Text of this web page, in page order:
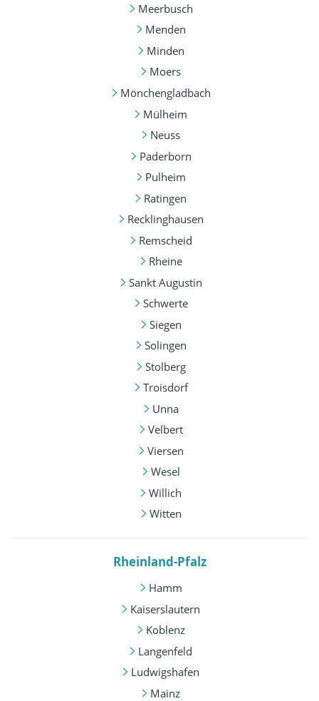
Meerbusch
Menden
Minden
Moers
Mönchengladbach
Mülheim
Neuss
Paderborn
Pulheim
Ratingen
Recklinghausen
Remscheid
Rheine
Sankt Augustin
Schwerte
Siegen
Solingen
Stolberg
Troisdorf
Unna
Velbert
Viersen
Wesel
Willich
Witten
Rheinland-Pfalz
Hamm
Kaiserslautern
Koblenz
Langenfeld
Ludwigshafen
Mainz